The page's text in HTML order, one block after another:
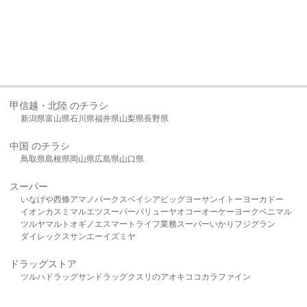
甲信越・北陸 のチラシ
新潟県富山県石川県福井県山梨県長野県
中国 のチラシ
鳥取県島根県岡山県広島県山口県
スーパー
いなげや西條アマノパークスベイシア ビッグヨーサンイトーヨーカドー
イオンカスミ マルエツスーパーバリューヤオコーオーケー ヨークベニマル
ツルヤマルト オギノ エスマート ライフ業務スーパーいかり フジグラン
ダイレックスサンエーイズミヤ
ドラッグストア
ツルハドラッグサンドラッグクスリのアオキ ココカラファイン